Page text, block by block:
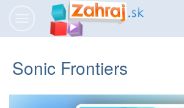
navigáciu
Sonic Frontiers